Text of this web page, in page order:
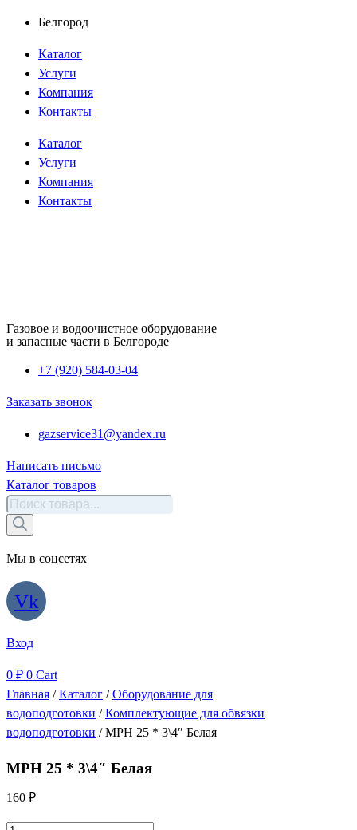
Перейти
содержимому
Белгород
Каталог
Услуги
Компания
Контакты
Каталог
Услуги
Компания
Контакты
Газовое и водоочистное оборудование
и запасные части в Белгороде
+7 (920) 584-03-04
Заказать звонок
gazservice31@yandex.ru
Написать письмо
Каталог товаров
Поиск
товаров
Мы в соцсетях
Vk
Вход
0 ₽ 0 Cart
Главная /Каталог /Оборудование для
водоподготовки /Комплектующие для обвязки
водоподготовки / МРН 25 * 3\4″ Белая
МРН 25 * 3\4″ Белая
160 ₽